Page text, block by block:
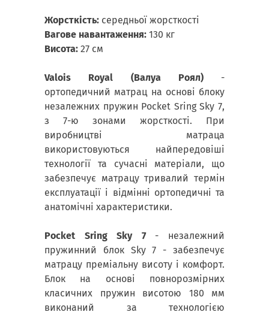
Жорсткість: середньої жорсткості
Вагове навантаження: 130 кг
Висота: 27 см
Valois Royal (Валуа Роял) -
ортопедичний матрац на основі блоку
незалежних пружин Pocket Sring Sky 7,
з 7-ю зонами жорсткості. При
виробництві матраца
використовуються найпередовіші
технології та сучасні матеріали, що
забезпечує матрацу тривалий термін
експлуатації і відмінні ортопедичні та
анатомічні характеристики.
Pocket Sring Sky 7 - незалежний
пружинний блок Sky 7 - забезпечує
матрацу преміальну висоту і комфорт.
Блок на основі повнорозмірних
класичних пружин висотою 180 мм
виконаний за технологією